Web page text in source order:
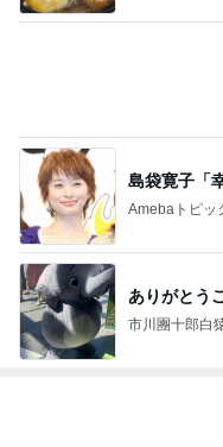
島袋寛子「
Amebaトピッ
ありがとう
市川團十郎白